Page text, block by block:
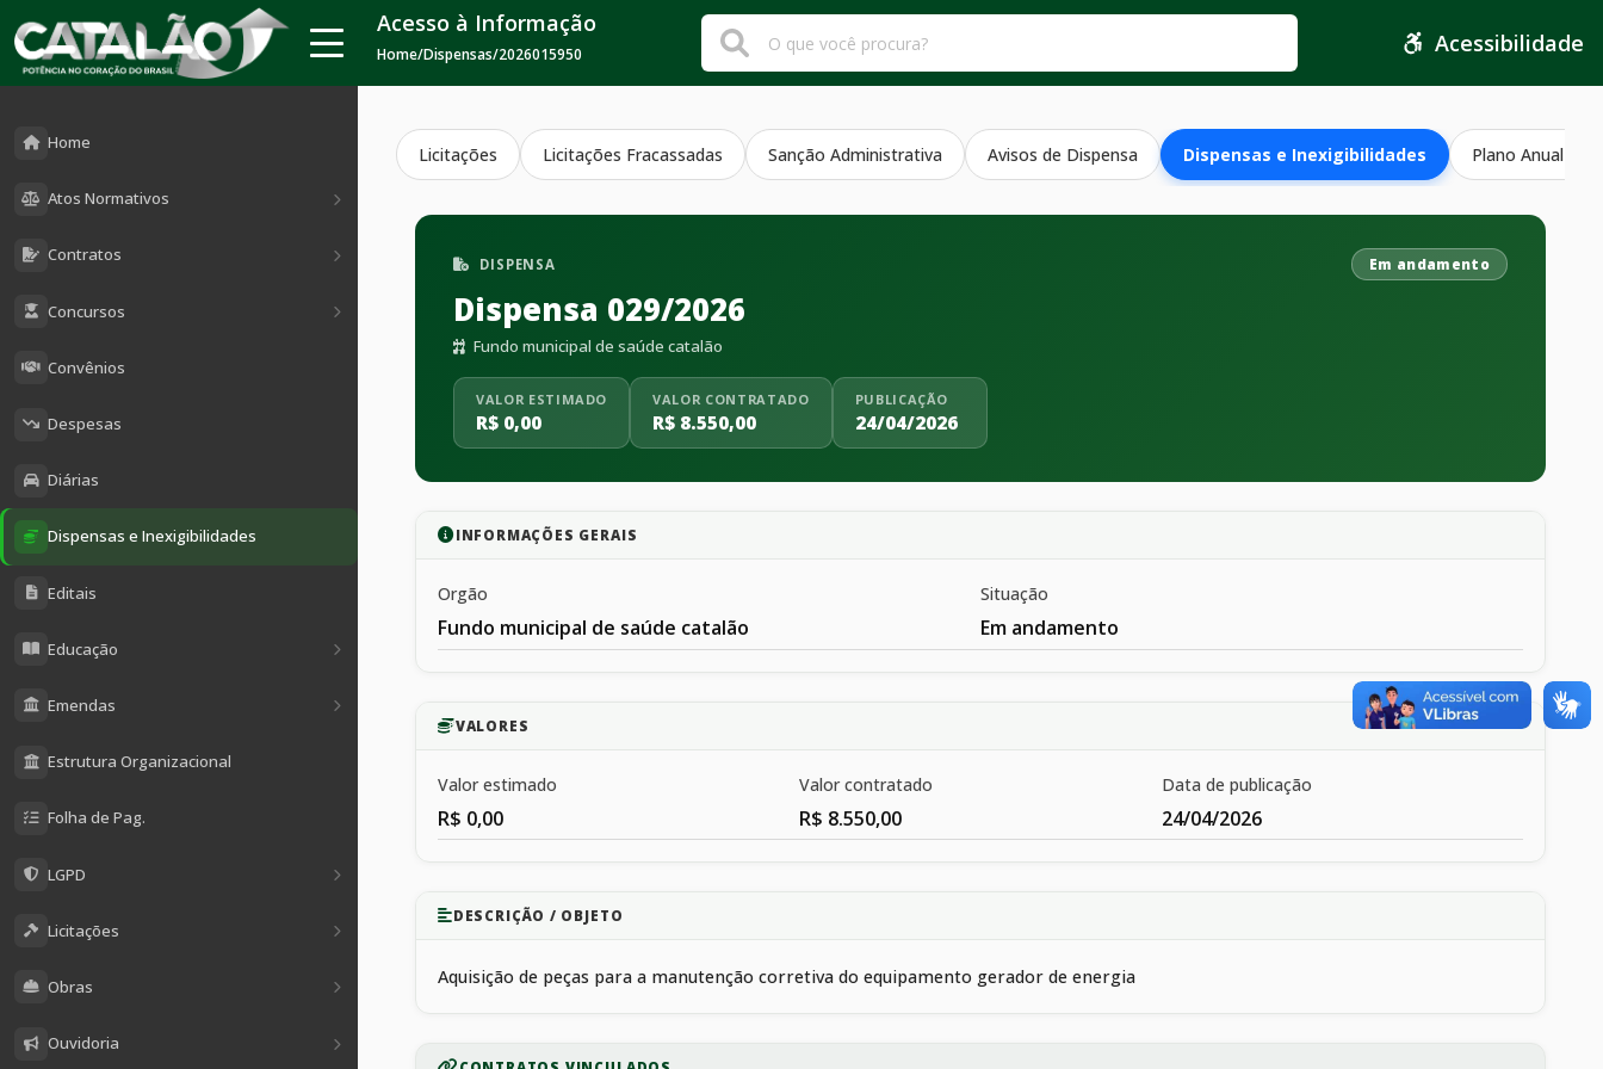
Home
Atos Normativos
Contratos
Concursos
Convênios
Despesas
Diárias
Dispensas e Inexigibilidades
Editais
Educação
Emendas
Estrutura Organizacional
Folha de Pag.
LGPD
Licitações
Obras
Ouvidoria
Acesso à Informação
Home/Dispensas/2026015950 Acessibilidade
Licitações Licitações Fracassadas Sanção Administrativa Avisos de Dispensa Dispensas e Inexigibilidades Plano Anual
DISPENSA Em andamento
Dispensa 029/2026
Fundo municipal de saúde catalão
VALOR ESTIMADO
R$ 0,00
VALOR CONTRATADO
R$ 8.550,00
PUBLICAÇÃO
24/04/2026
INFORMAÇÕES GERAIS
Orgão
Fundo municipal de saúde catalão
Situação
Em andamento
VALORES
Valor estimado
R$ 0,00
Valor contratado
R$ 8.550,00
Data de publicação
24/04/2026
DESCRIÇÃO / OBJETO
Aquisição de peças para a manutenção corretiva do equipamento gerador de energia